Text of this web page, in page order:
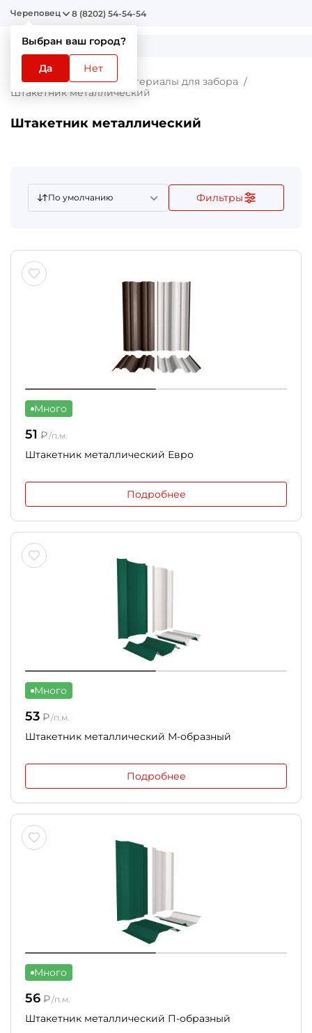
Череповец
Выбран ваш город?
Да Нет
8 (8202) 54-54-54
Главная Каталог
Материалы для забора
Штакетник металлический
Штакетник металлический
По умолчанию Фильтры
Много
51 ₽/п.м.
Штакетник металлический Евро
Подробнее
Много
53 ₽/п.м.
Штакетник металлический М-образный
Подробнее
Много
56 ₽/п.м.
Штакетник металлический П-образный